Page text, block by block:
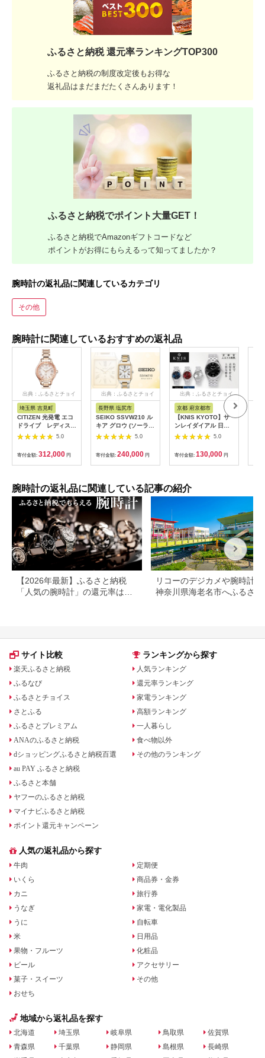
ふるさと納税 還元率ランキングTOP300
ふるさと納税の制度改定後もお得な
返礼品はまだまだたくさんあります！
ふるさと納税でポイント大量GET！
ふるさと納税でAmazonギフトコードなど
ポイントがお得にもらえるって知ってましたか？
腕時計の返礼品に関連しているカテゴリ
その他
腕時計に関連しているおすすめの返礼品
出典：ふるさとチョイ
ス
埼玉県 吉見町
CITIZEN 光発電 エコ
ドライブ レディス
時計 クロスシー
EC1164-53W
5.0
寄付金額: 312,000 円
出典：ふるさとチョイ
ス
長野県 塩尻市
SEIKO SSVW210 ル
キア グロウ (ソーラー
電波) | セイコー ルキ
ア ソーラー 腕時計 時
計 ウオッチ クリスタ
ル ガラス レディース
防水 長野県 塩尻市
5.0
寄付金額: 240,000 円
出典：ふるさとチョイ
京都 府京都市
【KNIS KYOTO】サ
ンレイダイアル 日本
製 自動巻き 腕時計＜
カラー選択可＞｜京都
発 腕時計 人気ブラン
ド おしゃれ［ 京都 ニ
ス 国産腕時計
品 高級 おすすめ ウォ
ッチ 時計 ファッショ
5.0
寄付金額: 130,000 円
腕時計の返礼品に関連している記事の紹介
【2026年最新】ふるさと納税
「人気の腕時計」の還元率は？
リコーのデジカメや腕時計な
神奈川県海老名市へふるさと
サイト比較
楽天ふるさと納税
ふるなび
ふるさとチョイス
さとふる
ふるさとプレミアム
ANAのふるさと納税
dショッピングふるさと納税百選
au PAY ふるさと納税
ふるさと本舗
ヤフーのふるさと納税
マイナビふるさと納税
ポイント還元キャンペーン
ランキングから探す
人気ランキング
還元率ランキング
家電ランキング
高額ランキング
一人暮らし
食べ物以外
その他のランキング
人気の返礼品から探す
牛肉
いくら
カニ
うなぎ
うに
米
果物・フルーツ
ビール
菓子・スイーツ
おせち
定期便
商品券・金券
旅行券
家電・電化製品
自転車
日用品
化粧品
アクセサリー
その他
地域から返礼品を探す
北海道
青森県
埼玉県
千葉県
岐阜県
静岡県
鳥取県
島根県
佐賀県
長崎県